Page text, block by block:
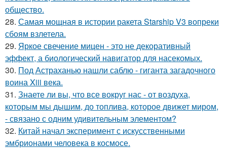
общество.
28. Самая мощная в истории ракета Starship V3 вопреки
сбоям взлетела.
29. Яркое свечение мицен - это не декоративный
эффект, а биологический навигатор для насекомых.
30. Под Астраханью нашли саблю - гиганта загадочного
воина Xiii века.
31. Знаете ли вы, что все вокруг нас - от воздуха,
которым мы дышим, до топлива, которое движет миром,
- связано с одним удивительным элементом?
32. Китай начал эксперимент с искусственными
эмбрионами человека в космосе.